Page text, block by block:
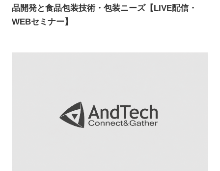
品開発と食品包装技術・包装ニーズ【LIVE配信・
WEBセミナー】